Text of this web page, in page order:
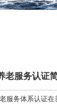
老服务认证
服务体系认证在